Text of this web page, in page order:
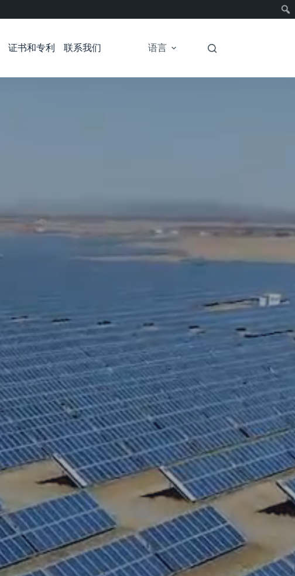
证书和专利 联系我们 语言